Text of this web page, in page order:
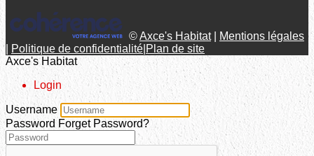
©Axce's Habitat
Mentions légales
Politique de confidentialité Plan de site
Axce's Habitat
Login
Username
Password Forget Password?